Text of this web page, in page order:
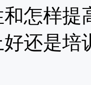
怎样提
还是培